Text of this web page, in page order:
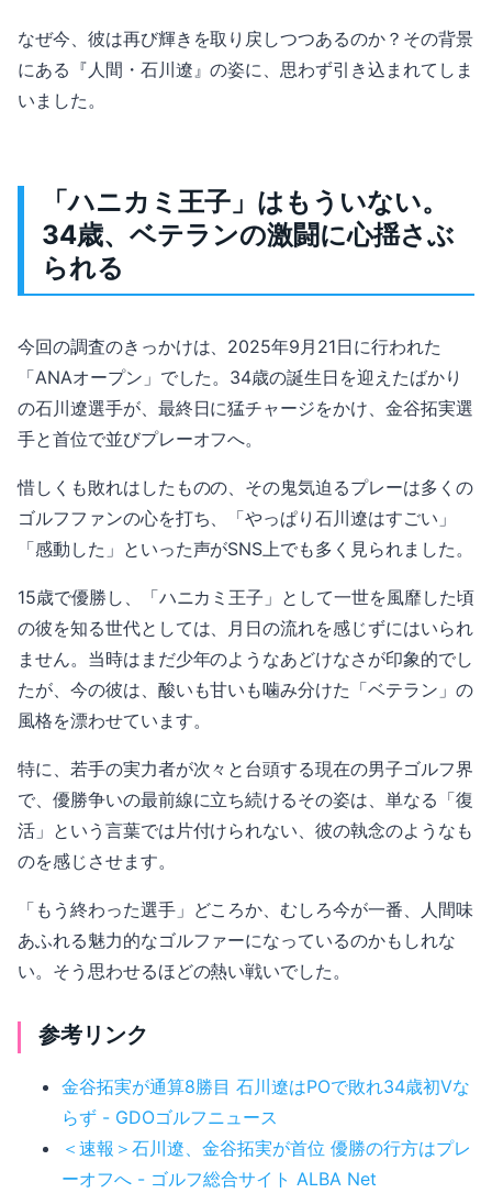
なぜ今、彼は再び輝きを取り戻しつつあるのか？その背景
にある『人間・石川遼』の姿に、思わず引き込まれてしま
いました。
「ハニカミ王子」はもういない。
34歳、ベテランの激闘に心揺さぶ
られる
今回の調査のきっかけは、2025年9月21日に行われた
「ANAオープン」でした。34歳の誕生日を迎えたばかり
の石川遼選手が、最終日に猛チャージをかけ、金谷拓実選
手と首位で並びプレーオフへ。
惜しくも敗れはしたものの、その鬼気迫るプレーは多くの
ゴルフファンの心を打ち、「やっぱり石川遼はすごい」
「感動した」といった声がSNS上でも多く見られました。
15歳で優勝し、「ハニカミ王子」として一世を風靡した頃
の彼を知る世代としては、月日の流れを感じずにはいられ
ません。当時はまだ少年のようなあどけなさが印象的でし
たが、今の彼は、酸いも甘いも噛み分けた「ベテラン」の
風格を漂わせています。
特に、若手の実力者が次々と台頭する現在の男子ゴルフ界
で、優勝争いの最前線に立ち続けるその姿は、単なる「復
活」という言葉では片付けられない、彼の執念のようなも
のを感じさせます。
「もう終わった選手」どころか、むしろ今が一番、人間味
あふれる魅力的なゴルファーになっているのかもしれな
い。そう思わせるほどの熱い戦いでした。
参考リンク
金谷拓実が通算8勝目 石川遼はPOで敗れ34歳初Vな
らず - GDOゴルフニュース
＜速報＞石川遼、金谷拓実が首位 優勝の行方はプレ
ーオフへ - ゴルフ総合サイト ALBA Net